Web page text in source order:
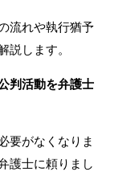
流れや執行猶予
説します。
判活動を弁護士
要がなくなりま
護士に頼りまし